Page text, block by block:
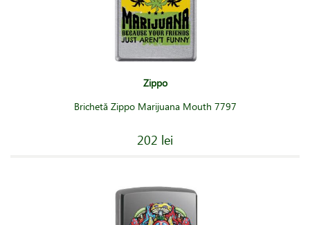
Zippo
Brichetă Zippo Marijuana Mouth 7797
202 lei